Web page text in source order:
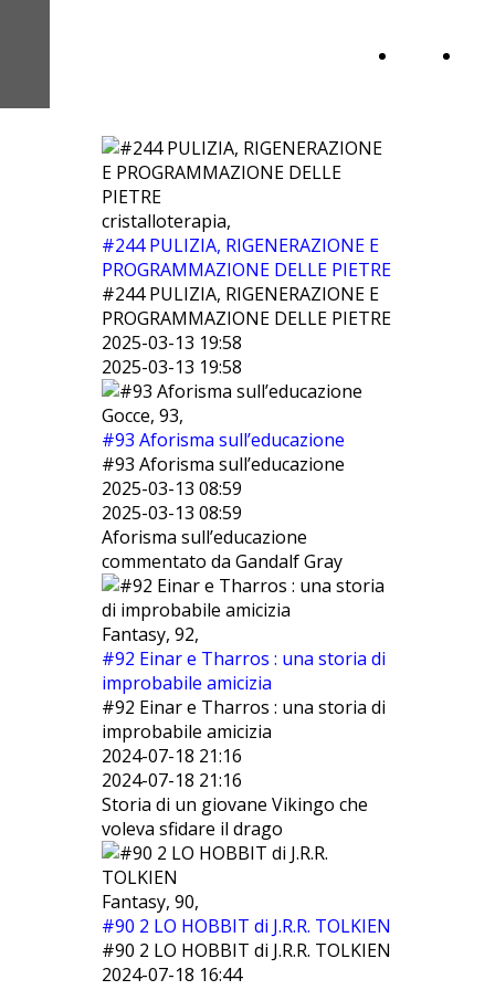
Home
cristalloterapia,
#244 PULIZIA, RIGENERAZIONE E
PROGRAMMAZIONE DELLE PIETRE
#244 PULIZIA, RIGENERAZIONE E
PROGRAMMAZIONE DELLE PIETRE
2025-03-13 19:58
2025-03-13 19:58
Gocce, 93,
#93 Aforisma sull’educazione
#93 Aforisma sull’educazione
2025-03-13 08:59
2025-03-13 08:59
Aforisma sull’educazione
commentato da Gandalf Gray
Fantasy, 92,
#92 Einar e Tharros : una storia di
improbabile amicizia
#92 Einar e Tharros : una storia di
improbabile amicizia
2024-07-18 21:16
2024-07-18 21:16
Storia di un giovane Vikingo che
voleva sfidare il drago
Fantasy, 90,
#90 2 LO HOBBIT di J.R.R. TOLKIEN
#90 2 LO HOBBIT di J.R.R. TOLKIEN
2024-07-18 16:44